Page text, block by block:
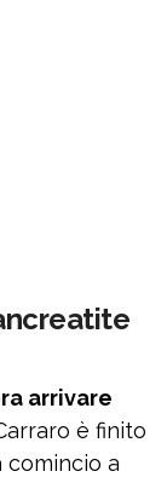
arrivare
è finito
comincio a